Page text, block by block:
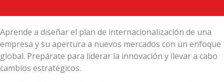
Aprende a diseñar el plan de internacionalización de una
empresa y su apertura a nuevos mercados con un enfoque
global. Prepárate para liderar la innovación y llevar a cabo
cambios estratégicos.